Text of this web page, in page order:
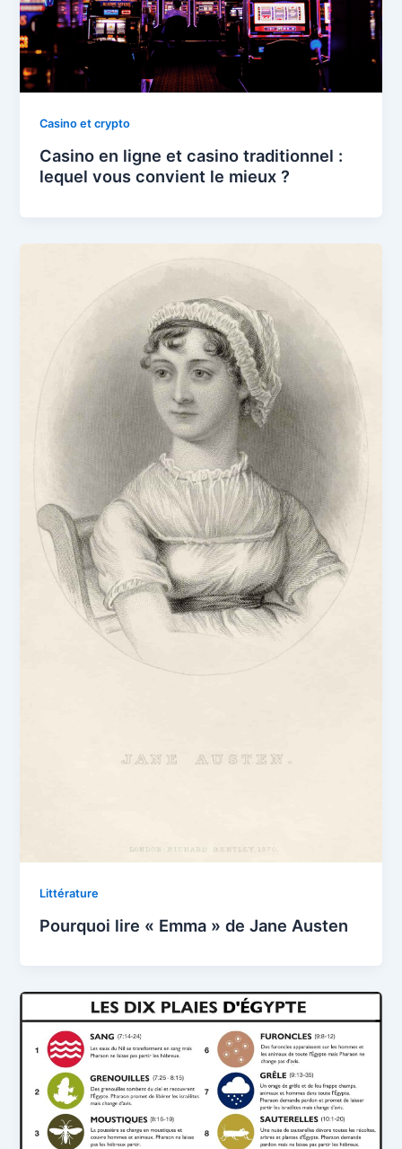
Casino et crypto
Casino en ligne et casino traditionnel :
lequel vous convient le mieux ?
Littérature
Pourquoi lire « Emma » de Jane Austen